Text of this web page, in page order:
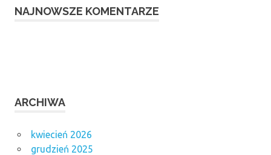
NAJNOWSZE KOMENTARZE
ARCHIWA
kwiecień 2026
grudzień 2025